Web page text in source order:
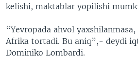
kelishi, maktablar yopilishi
“Yevropada ahvol
Afrika tortadi. Bu aniq”,- deydi
Dominiko Lombardi.